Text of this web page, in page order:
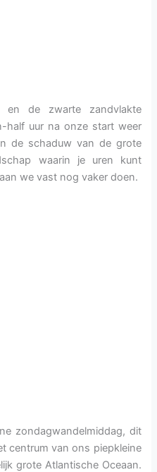
en de zwarte zandvlakte
half uur na onze start weer
de schaduw van de grote
waarin je uren kunt
we vast nog vaker doen.
zondagwandelmiddag, dit
centrum van ons piepkleine
grote Atlantische Oceaan.